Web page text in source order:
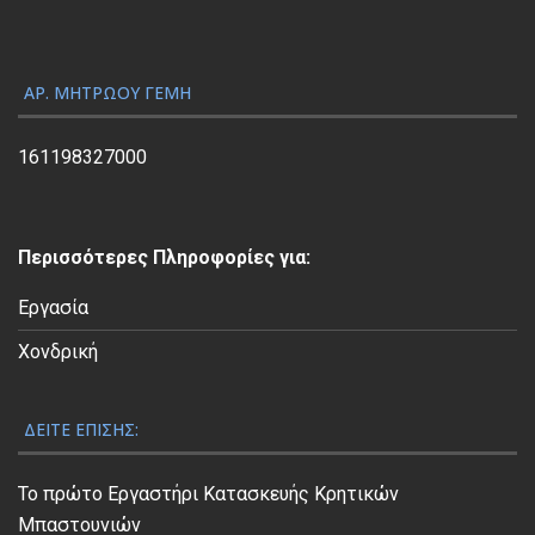
ς
Β
ί
ο
ΑΡ. ΜΗΤΡΏΟΥ ΓΕΜΗ
161198327000
Περισσότερες Πληροφορίες για:
Εργασία
Χονδρική
ΔΕΊΤΕ ΕΠΊΣΗΣ:
Το πρώτο Εργαστήρι Κατασκευής Κρητικών
Μπαστουνιών